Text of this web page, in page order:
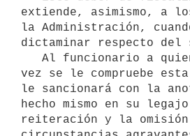
extiende, asimismo, a
la Administración,
dictaminar respecto del
vez se le compruebe
le sancionará con la
hecho mismo en su
reiteración y la omisión